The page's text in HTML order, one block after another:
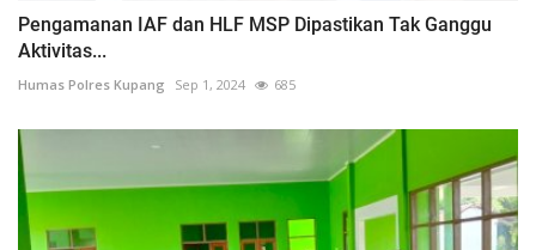
Pengamanan IAF dan HLF MSP Dipastikan Tak Ganggu
Aktivitas...
Humas Polres Kupang Sep 1, 2024 685